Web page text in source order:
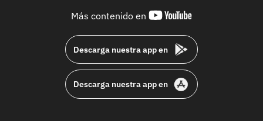
Más contenido en
youtube-
Descarga nuestra app en
Descarga nuestra app en